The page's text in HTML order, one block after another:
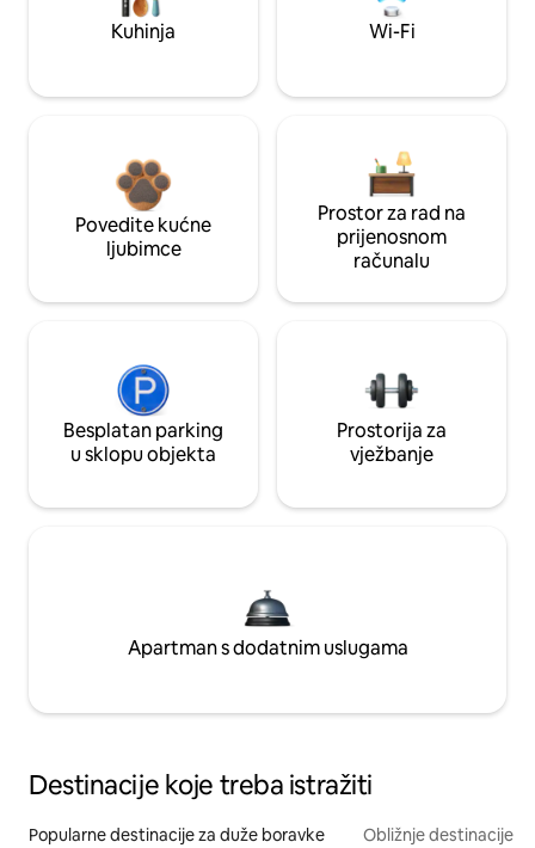
Kuhinja Wi-Fi
Povedite kućne
ljubimce
Prostor za rad na
prijenosnom
računalu
Besplatan parking
u sklopu objekta
Prostorija za
vježbanje
Apartman s dodatnim uslugama
Destinacije koje treba istražiti
Popularne destinacije za duže boravke Obližnje destinacije